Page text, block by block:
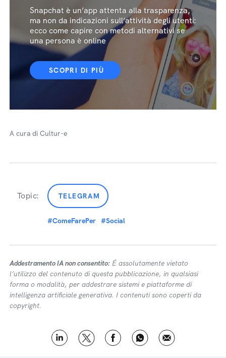
Snapchat è un’app attenta alla trasparenza,
ma non da indicazioni sull’attività degli utenti:
ecco come capire con metodi alternativi se
una persona è online
SCOPRI DI PIÙ
A cura di Cultur-e
Topic: TELEGRAM
#ComeFarePer #Social
Addestramento IA non consentito: É assolutamente vietato
l’utilizzo del contenuto di questa pubblicazione, in qualsiasi
forma o modalità, per addestrare sistemi e piattaforme di
intelligenza artificiale generativa. I contenuti sono coperti da
copyright.